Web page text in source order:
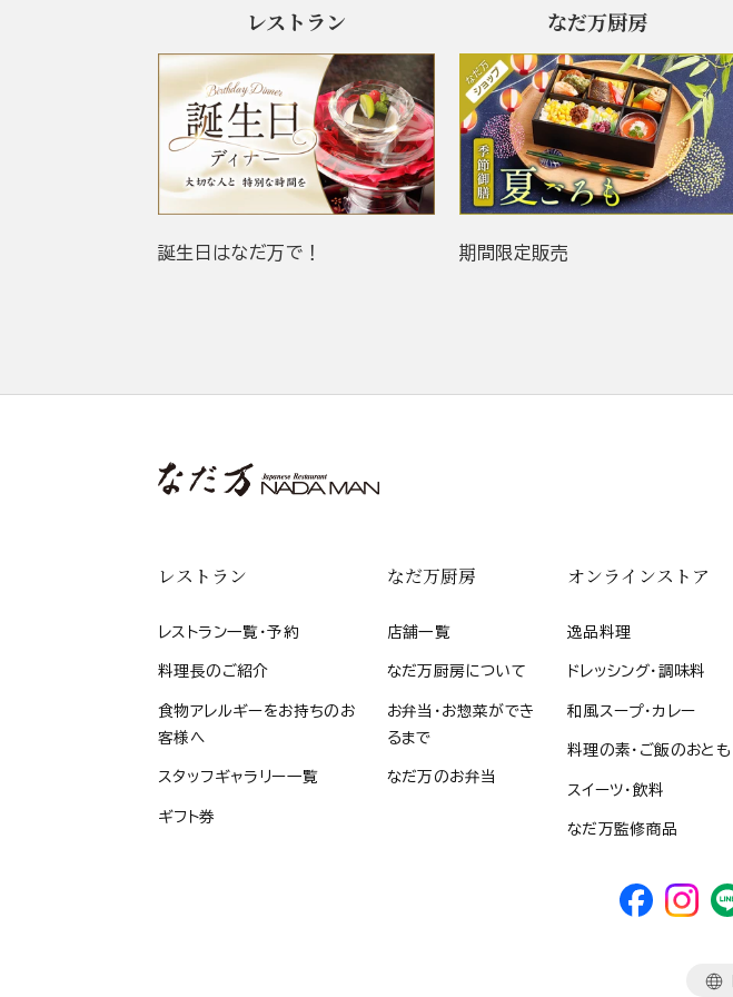
レストラン
誕生日はなだ万で！
なだ万厨房
期間限定販売
レストラン
レストラン一覧・予約
料理長のご紹介
食物アレルギーをお持ちのお
客様へ
スタッフギャラリー一覧
ギフト券
なだ万厨房
店舗一覧
なだ万厨房について
お弁当・お惣菜ができ
るまで
なだ万のお弁当
オンラインストア
逸品料理
ドレッシング・調味料
和風スープ・カレー
料理の素・ご飯のおとも
スイーツ・飲料
なだ万監修商品
言